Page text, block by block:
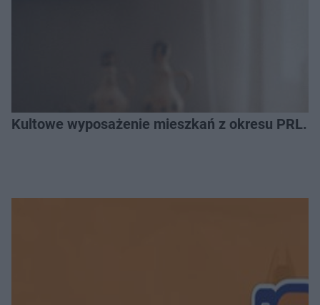
Kultowe wyposażenie mieszkań z okresu PRL.